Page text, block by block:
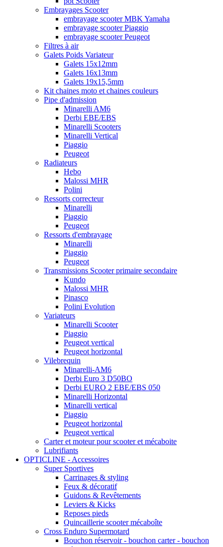
Embrayages Scooter
embrayage scooter MBK Yamaha
embrayage scooter Piaggio
embrayage scooter Peugeot
Filtres à air
Galets Poids Variateur
Galets 15x12mm
Galets 16x13mm
Galets 19x15,5mm
Kit chaines moto et chaines couleurs
Pipe d'admission
Minarelli AM6
Derbi EBE/EBS
Minarelli Scooters
Minarelli Vertical
Piaggio
Peugeot
Radiateurs
Hebo
Malossi MHR
Polini
Ressorts correcteur
Minarelli
Piaggio
Peugeot
Ressorts d'embrayage
Minarelli
Piaggio
Peugeot
Transmissions Scooter primaire secondaire
Kundo
Malossi MHR
Pinasco
Polini Evolution
Variateurs
Minarelli Scooter
Piaggio
Peugeot vertical
Peugeot horizontal
Vilebrequin
Minarelli-AM6
Derbi Euro 3 D50BO
Derbi EURO 2 EBE/EBS 050
Minarelli Horizontal
Minarelli vertical
Piaggio
Peugeot horizontal
Peugeot vertical
Carter et moteur pour scooter et mécaboite
Lubrifiants
OPTICLINE - Accessoires
Super Sportives
Carrinages & styling
Feux & décoratif
Guidons & Revêtements
Leviers & Kicks
Reposes pieds
Quincaillerie scooter mécaboîte
Cross Enduro Supermotard
Bouchon réservoir - bouchon carter - bouchon